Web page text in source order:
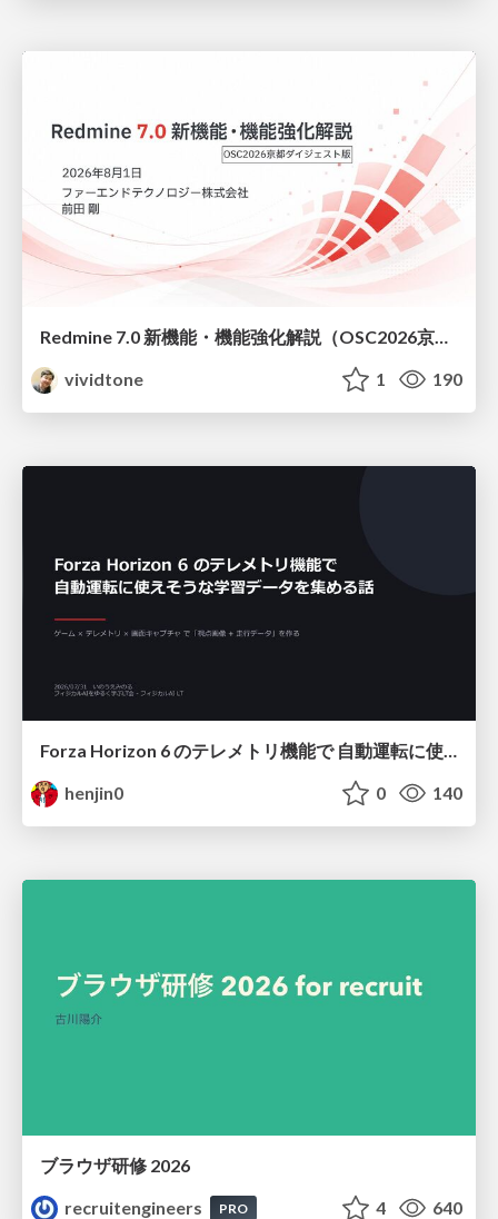
Redmine 7.0 新機能・機能強化解説（OSC2026京都ダイジェスト版）
vividtone
1 190
Forza Horizon 6 のテレメトリ機能で 自動運転に使えそうな学習データを集める話
henjin0
0 140
ブラウザ研修 2026
recruitengineers
PRO 4 640